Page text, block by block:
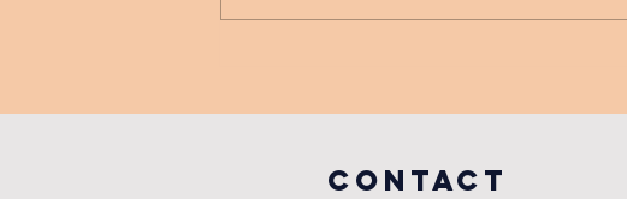
MUSICAL
COntact